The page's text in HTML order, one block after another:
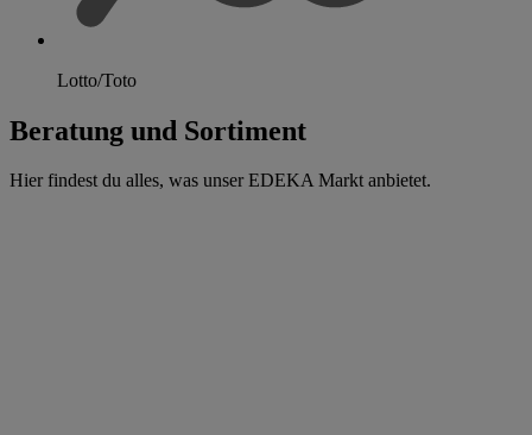
Lotto/Toto
Beratung und Sortiment
Hier findest du alles, was unser EDEKA Markt anbietet.